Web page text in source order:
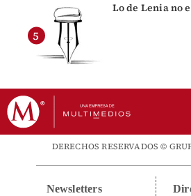
Lo de Lenia no
DERECHOS RESERVADOS ©
Newsletters